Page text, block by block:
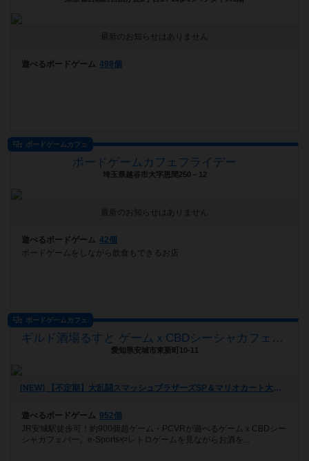
最新のお知らせはありません
遊べるボードゲーム 498個
ボードゲームカフェ
ボードゲームカフェフライデー
埼玉県越谷市大字恩間250－12
最新のお知らせはありません
遊べるボードゲーム 42個
ボードゲームをしながら飲食もできるお店
ボードゲームカフェ
ギルド酒場るすと ゲームｘCBDシーシャカフェバー
愛知県安城市東新町10-11
[NEW] 【不定期】大乱闘スマッシュブラザーズSP＆マリオカート大会【たまに桃鉄＆ドカポン】（2024年08月28日 16時15分）
遊べるボードゲーム 952個
JR安城駅徒歩可！約900個超ゲーム・PCVRが遊べるゲームｘCBDシー
シャカフェバー。e-Sportsやレトロゲームを見ながらお酒を...